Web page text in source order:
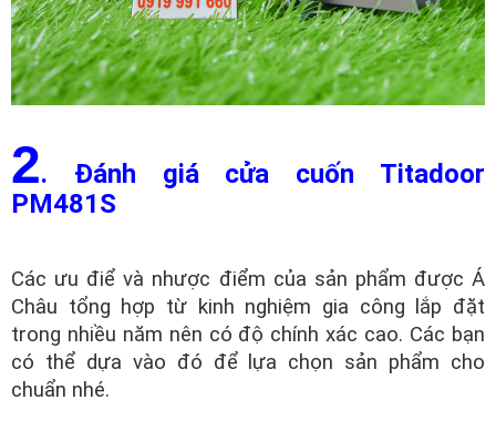
2. Đánh giá cửa cuốn Titadoor
PM481S
Các ưu điể và nhược điểm của sản phẩm được Á
Châu tổng hợp từ kinh nghiệm gia công lắp đặt
trong nhiều năm nên có độ chính xác cao. Các bạn
có thể dựa vào đó để lựa chọn sản phẩm cho
chuẩn nhé.